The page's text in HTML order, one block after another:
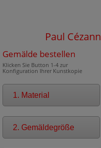
Paul
Gemälde bestellen
Klicken Sie Button 1-4 zur
Konfiguration Ihrer Kunstkopie
1. Material
2. Gemäldegröße